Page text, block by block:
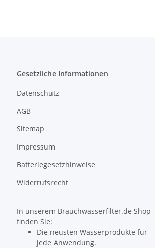
Gesetzliche Informationen
Datenschutz
AGB
Sitemap
Impressum
Batteriegesetzhinweise
Widerrufsrecht
In unserem Brauchwasserfilter.de Shop
finden Sie:
Die neusten Wasserprodukte für
jede Anwendung.